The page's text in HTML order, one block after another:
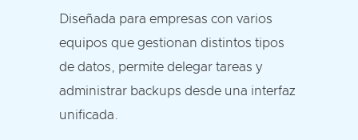
Diseñada para empresas con varios
equipos que gestionan distintos tipos
de datos, permite delegar tareas y
administrar backups desde una interfaz
unificada.